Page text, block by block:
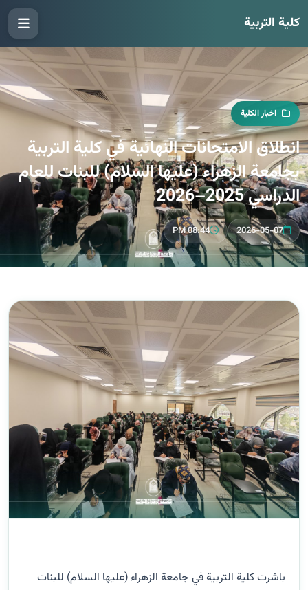
كلية التربية
اخبار الكلية
انطلاق الامتحانات النهائية في كلية التربية
بجامعة الزهراء (عليها السلام) للبنات للعام
الدراسي 2025–2026
2026-05-07
08:44 PM
باشرت كلية التربية في جامعة الزهراء (عليها السلام) للبنات